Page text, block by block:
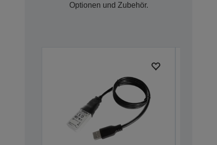
Optionen und Zubehör.